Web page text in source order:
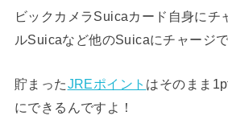
ビックカメラSuicaカード自身にチ
ルSuicaなど他のSuicaにチャージで
貯まったJREポイント はそのまま
にできるんですよ！